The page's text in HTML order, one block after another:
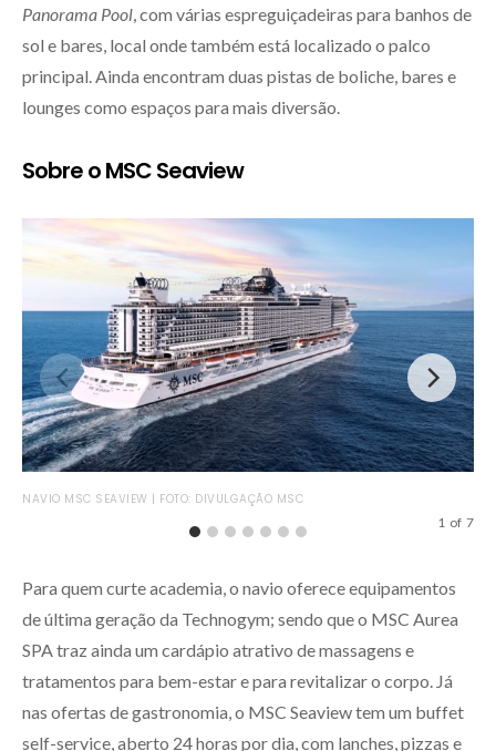
Panorama Pool , com várias espreguiçadeiras para banhos de
sol e bares, local onde também está localizado o palco
principal. Ainda encontram duas pistas de boliche, bares e
lounges como espaços para mais diversão.
Sobre o MSC Seaview
NAVIO MSC SEAVIEW | FOTO: DIVULGAÇÃO MSC
1 of 7
Para quem curte academia, o navio oferece equipamentos
de última geração da Technogym; sendo que o MSC Aurea
SPA traz ainda um cardápio atrativo de massagens e
tratamentos para bem-estar e para revitalizar o corpo. Já
nas ofertas de gastronomia, o MSC Seaview tem um buffet
self-service, aberto 24 horas por dia, com lanches, pizzas e